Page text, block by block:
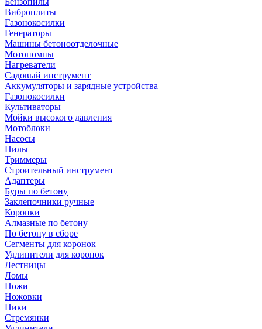
Виброплиты
Газонокосилки
Генераторы
Машины бетоноотделочные
Мотопомпы
Нагреватели
Садовый инструмент
Аккумуляторы и зарядные устройства
Газонокосилки
Культиваторы
Мойки высокого давления
Мотоблоки
Насосы
Пилы
Триммеры
Строительный инструмент
Адаптеры
Буры по бетону
Заклепочники ручные
Коронки
Алмазные по бетону
По бетону в сборе
Сегменты для коронок
Удлинители для коронок
Лестницы
Ломы
Ножи
Ножовки
Пики
Стремянки